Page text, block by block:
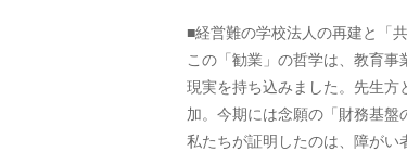
■経営難の学校法人の再建と「
この「勧業」の哲学は、教育
現実を持ち込みました。先生
加。今期には念願の「財務基盤
私たちが証明したのは、障がい